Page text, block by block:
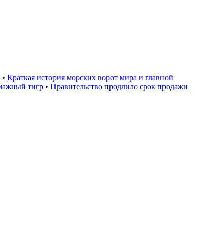
• Краткая история морских ворот мира и главной
тигр • Правительство продлило срок продажи